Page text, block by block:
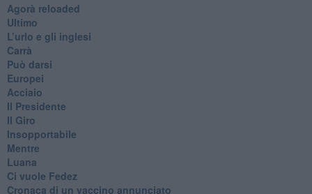
​Agorà reloaded
Ultimo
​L’urlo e gli inglesi
Carrà
Può darsi
Europei
Acciaio
Il Presidente
​Il Giro
Insopportabile
​Mentre
Luana
​Ci vuole Fedez
​Cronaca di un vaccino annunciato